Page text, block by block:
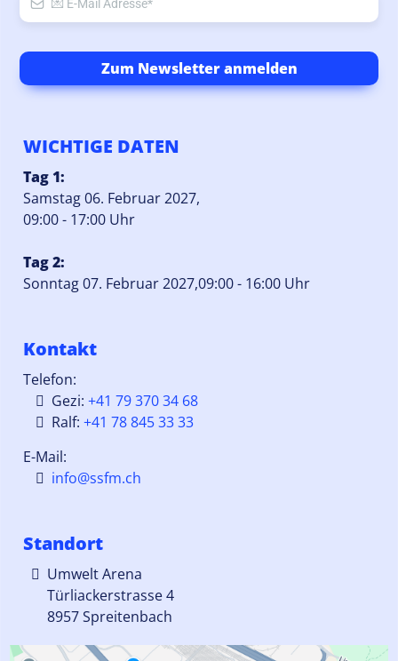
Zum Newsletter anmelden
WICHTIGE DATEN
Tag 1:
Samstag 06. Februar 2027,
09:00 - 17:00 Uhr
Tag 2:
Sonntag 07. Februar 2027,09:00 - 16:00 Uhr
Kontakt
Telefon:
Gezi: +41 79 370 34 68
Ralf: +41 78 845 33 33
E-Mail:
info@ssfm.ch
Standort
Umwelt Arena
Türliackerstrasse 4
8957 Spreitenbach